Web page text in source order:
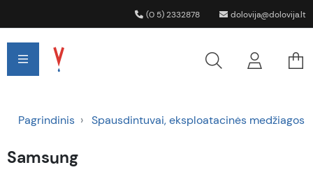
(0 5) 2332878 dolovija@dolovija.lt
Pagrindinis Spausdintuvai, eksploatacinės medžiagos
Samsung